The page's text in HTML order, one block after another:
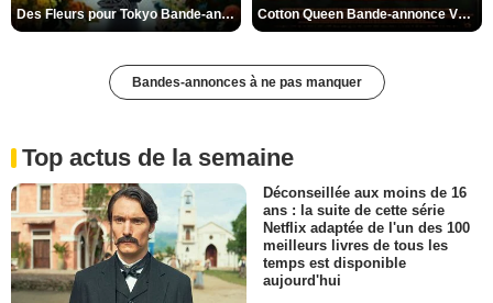
Des Fleurs pour Tokyo Bande-annonce VO STFR Cotton Queen Bande-annonce VO STFR
Bandes-annonces à ne pas manquer
Top actus de la semaine
Déconseillée aux moins de 16
ans : la suite de cette série
Netflix adaptée de l'un des 100
meilleurs livres de tous les
temps est disponible
aujourd'hui